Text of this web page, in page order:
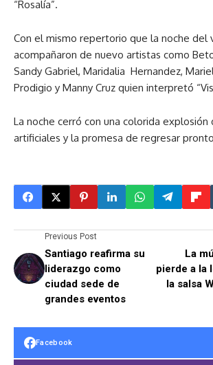
“Rosalía”.
Con el mismo repertorio que la noche del
acompañaron de nuevo artistas como
Sandy Gabriel, Maridalia Hernandez,
Prodigio y Manny Cruz quien interpretó
La noche cerró con una colorida explosión
artificiales y la promesa de regresar
Previous Post
Santiago reafirma su
liderazgo como
ciudad sede de
grandes eventos
La
pierde a la
la salsa
Facebook